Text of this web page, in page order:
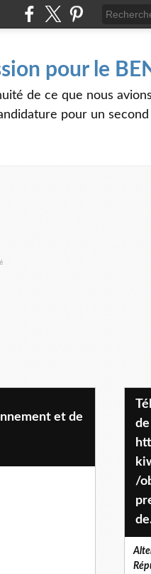
pour le
de ce que nous
pour un
et de
Téléchargez le projet de société
/